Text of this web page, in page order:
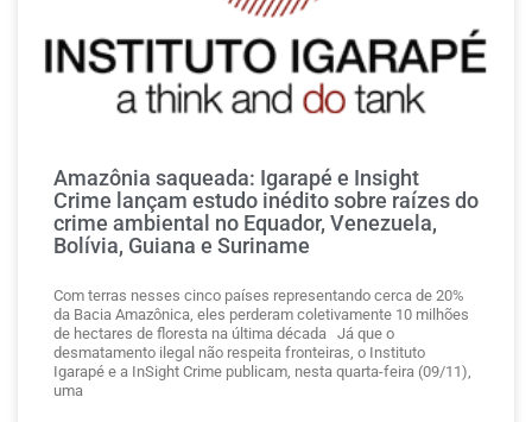
Amazônia saqueada: Igarapé e Insight
Crime lançam estudo inédito sobre raízes do
crime ambiental no Equador, Venezuela,
Bolívia, Guiana e Suriname
Com terras nesses cinco países representando cerca de 20%
da Bacia Amazônica, eles perderam coletivamente 10 milhões
de hectares de floresta na última década Já que o
desmatamento ilegal não respeita fronteiras, o Instituto
Igarapé e a InSight Crime publicam, nesta quarta-feira (09/11),
uma